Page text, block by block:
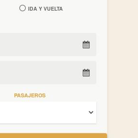
IDA Y VUELTA
PASAJEROS